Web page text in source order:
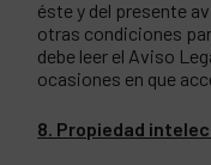
éste y del presente
otras condiciones
debe leer el Aviso
ocasiones en que
8. Propiedad